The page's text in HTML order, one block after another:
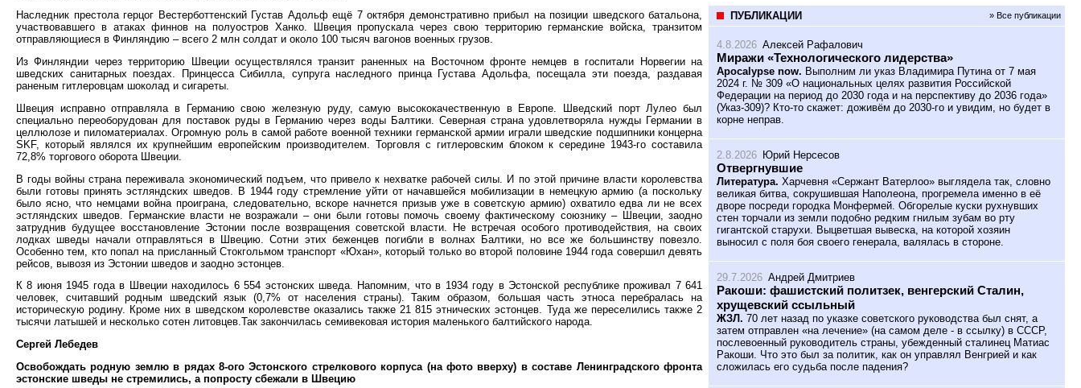
Наследник престола герцог Вестерботтенский Густав Адольф ещё 7 октября демонстративно прибыл на позиции шведского батальона,
участвовавшего в атаках финнов на полуостров Ханко. Швеция пропускала через свою территорию германские войска, транзитом
отправляющиеся в Финляндию – всего 2 млн солдат и около 100 тысяч вагонов военных грузов.
Из Финляндии через территорию Швеции осуществлялся транзит раненных на Восточном фронте немцев в госпитали Норвегии на
шведских санитарных поездах. Принцесса Сибилла, супруга наследного принца Густава Адольфа, посещала эти поезда, раздавая
раненым гитлеровцам шоколад и сигареты.
Швеция исправно отправляла в Германию свою железную руду, самую высококачественную в Европе. Шведский порт Лулео был
специально переоборудован для поставок руды в Германию через воды Балтики. Северная страна удовлетворяла нужды Германии в
целлюлозе и пиломатериалах. Огромную роль в самой работе военной техники германской армии играли шведские подшипники концерна
SKF, который являлся их крупнейшим европейским производителем. Торговля с гитлеровским блоком к середине 1943-го составила
72,8% торгового оборота Швеции.
В годы войны страна переживала экономический подъем, что привело к нехватке рабочей силы. И по этой причине власти королевства
были готовы принять эстляндских шведов. В 1944 году стремление уйти от начавшейся мобилизации в немецкую армию (а поскольку
было ясно, что немцами война проиграна, следовательно, вскоре начнется призыв уже в советскую армию) охватило едва ли не всех
эстляндских шведов. Германские власти не возражали – они были готовы помочь своему фактическому союзнику – Швеции, заодно
затруднив будущее восстановление Эстонии после возвращения советской власти. Не встречая особого противодействия, на своих
лодках шведы начали отправляться в Швецию. Сотни этих беженцев погибли в волнах Балтики, но все же большинству повезло.
Особенно тем, кто попал на присланный Стокгольмом транспорт «Юхан», который только во второй половине 1944 года совершил девять
рейсов, вывозя из Эстонии шведов и заодно эстонцев.
К 8 июня 1945 года в Швеции находилось 6 554 эстонских шведа. Напомним, что в 1934 году в Эстонской республике проживал 7 641
человек, считавший родным шведский язык (0,7% от населения страны). Таким образом, большая часть этноса перебралась на
историческую родину. Кроме них в шведском королевстве оказались также 21 815 этнических эстонцев. Туда же переселились также 2
тысячи латышей и несколько сотен литовцев.Так закончилась семивековая история маленького балтийского народа.
Сергей Лебедев
Освобождать родную землю в рядах 8-ого Эстонского стрелкового корпуса (на фото вверху) в составе Ленинградского фронта
эстонские шведы не стремились, а попросту сбежали в Швецию
ПУБЛИКАЦИИ » Все публикации
4.8.2026 Алексей Рафалович
Миражи «Технологического лидерства»
Apocalypse now. Выполним ли указ Владимира Путина от 7 мая
2024 г. № 309 «О национальных целях развития Российской
Федерации на период до 2030 года и на перспективу до 2036 года»
(Указ-309)? Кто-то скажет: доживём до 2030-го и увидим, но будет в
корне неправ.
2.8.2026 Юрий Нерсесов
Отвергнувшие
Литература. Харчевня «Сержант Ватерлоо» выглядела так, словно
великая битва, сокрушившая Наполеона, прогремела именно в её
дворе посреди городка Монфермей. Обгорелые куски рухнувших
стен торчали из земли подобно редким гнилым зубам во рту
гигантской старухи. Выцветшая вывеска, на которой хозяин
выносил с поля боя своего генерала, валялась в стороне.
29.7.2026 Андрей Дмитриев
Ракоши: фашистский политзек, венгерский Сталин,
хрущевский ссыльный
ЖЗЛ. 70 лет назад по указке советского руководства был снят, а
затем отправлен «на лечение» (на самом деле - в ссылку) в СССР,
послевоенный руководитель страны, убежденный сталинец Матиас
Ракоши. Что это был за политик, как он управлял Венгрией и как
сложилась его судьба после падения?